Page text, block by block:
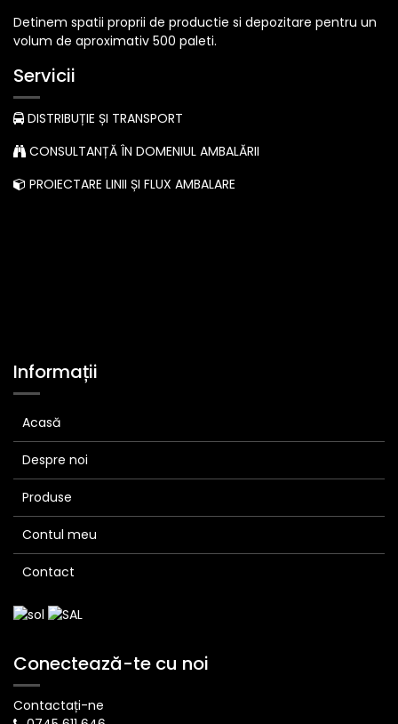
Detinem spatii proprii de productie si depozitare pentru un
volum de aproximativ 500 paleti.
Servicii
DISTRIBUȚIE ȘI TRANSPORT
CONSULTANȚĂ ÎN DOMENIUL AMBALĂRII
PROIECTARE LINII ȘI FLUX AMBALARE
Informații
Acasă
Despre noi
Produse
Contul meu
Contact
Conectează-te cu noi
Contactați-ne